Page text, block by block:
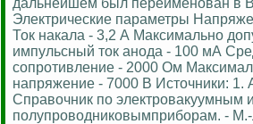
Электрические параметры
Ток накала - 3,2 А Максимально
импульсный ток анода - 100 мА
сопротивление - 2000 Ом
напряжение - 7000 В Источники: 1.
Справочник по электровакуумным и
полупроводниковымприборам. - М.-